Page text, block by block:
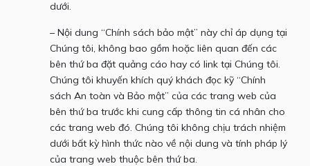
dưới.
– Nội dung “Chính sách bảo mật” này chỉ áp dụng tại
Chúng tôi, không bao gồm hoặc liên quan đến các
bên thứ ba đặt quảng cáo hay có link tại Chúng tôi.
Chúng tôi khuyến khích quý khách đọc kỹ “Chính
sách An toàn và Bảo mật” của các trang web của
bên thứ ba trước khi cung cấp thông tin cá nhân cho
các trang web đó. Chúng tôi không chịu trách nhiệm
dưới bất kỳ hình thức nào về nội dung và tính pháp lý
của trang web thuộc bên thứ ba.